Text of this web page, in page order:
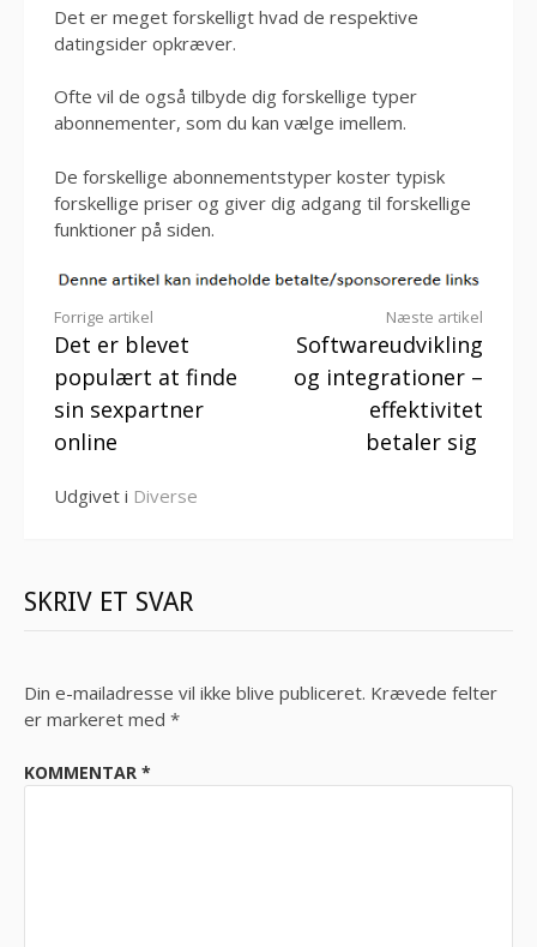
Det er meget forskelligt hvad de respektive
datingsider opkræver.
Ofte vil de også tilbyde dig forskellige typer
abonnementer, som du kan vælge imellem.
De forskellige abonnementstyper koster typisk
forskellige priser og giver dig adgang til forskellige
funktioner på siden.
Læs
videre
Forrige artikel
Det er blevet
populært at finde
sin sexpartner
online
Næste artikel
Softwareudvikling
og integrationer –
effektivitet
betaler sig
Udgivet i Diverse
SKRIV ET SVAR
Din e-mailadresse vil ikke blive publiceret. Krævede felter
er markeret med *
KOMMENTAR *